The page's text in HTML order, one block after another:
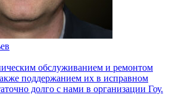
обслуживанием и ремонтом
поддержанием их в исправном
долго с нами в организации Гоу.